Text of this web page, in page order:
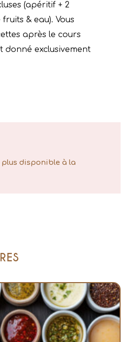
(apéritif + 2
& eau). Vous
après le cours
donné exclusivement
plus disponible à la